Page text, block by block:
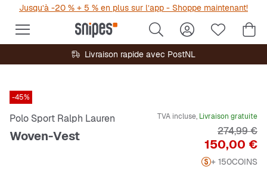
Jusqu’à -20 % + 5 % en plus sur l’app - Shoppe maintenant!
Livraison rapide avec PostNL
-45%
Polo Sport Ralph Lauren
Woven-Vest
TVA incluse, Livraison gratuite
Prix
150,00 €
Prix
274,99 €
+ 150COINS